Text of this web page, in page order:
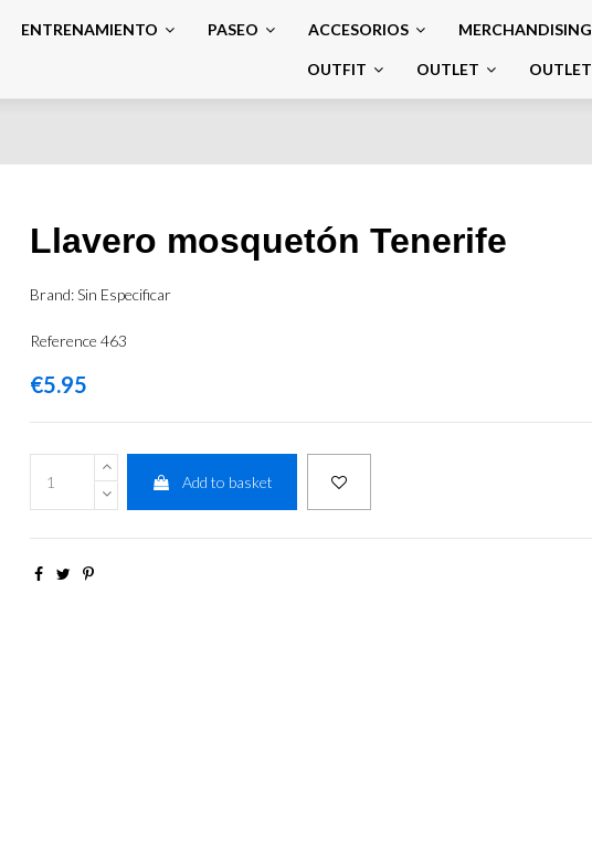
ENTRENAMIENTO PASEO ACCESORIOS MERCHANDISING
OUTFIT OUTLET OUTLET
Llavero mosquetón Tenerife
Brand:Sin Especificar
Reference 463
€5.95
Add to basket